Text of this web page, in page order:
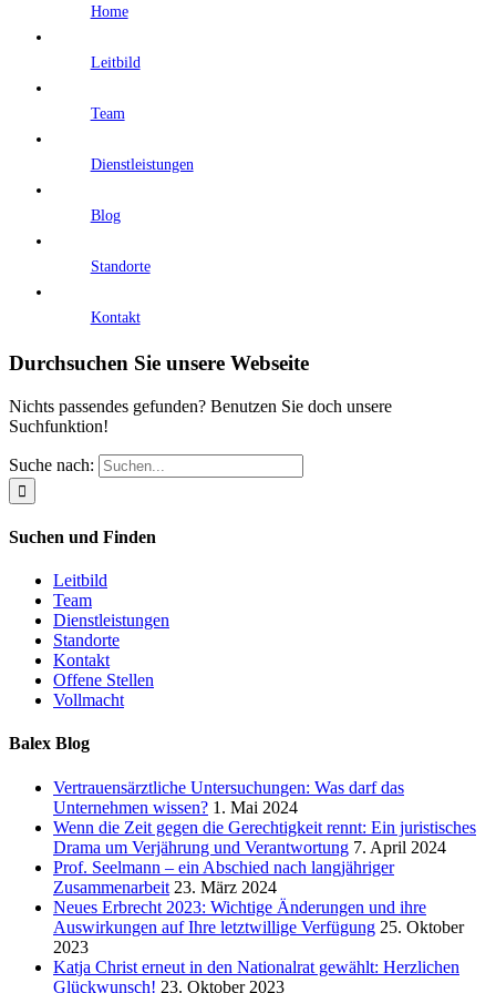
Home
Leitbild
Team
Dienstleistungen
Blog
Standorte
Kontakt
Durchsuchen Sie unsere Webseite
Nichts passendes gefunden? Benutzen Sie doch unsere
Suchfunktion!
Suche nach:
Suchen und Finden
Leitbild
Team
Dienstleistungen
Standorte
Kontakt
Offene Stellen
Vollmacht
Balex Blog
Vertrauensärztliche Untersuchungen: Was darf das
Unternehmen wissen? 1. Mai 2024
Wenn die Zeit gegen die Gerechtigkeit rennt: Ein juristisches
Drama um Verjährung und Verantwortung 7. April 2024
Prof. Seelmann – ein Abschied nach langjähriger
Zusammenarbeit 23. März 2024
Neues Erbrecht 2023: Wichtige Änderungen und ihre
Auswirkungen auf Ihre letztwillige Verfügung 25. Oktober
2023
Katja Christ erneut in den Nationalrat gewählt: Herzlichen
Glückwunsch! 23. Oktober 2023